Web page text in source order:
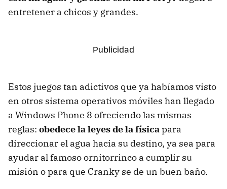
entretener a chicos y grandes.
Estos juegos tan adictivos que ya habíamos visto
en otros sistema operativos móviles han llegado
a Windows Phone 8 ofreciendo las mismas
reglas: obedece la leyes de la físicapara
direccionar el agua hacia su destino, ya sea para
ayudar al famoso ornitorrinco a cumplir su
misión o para que Cranky se de un buen baño.